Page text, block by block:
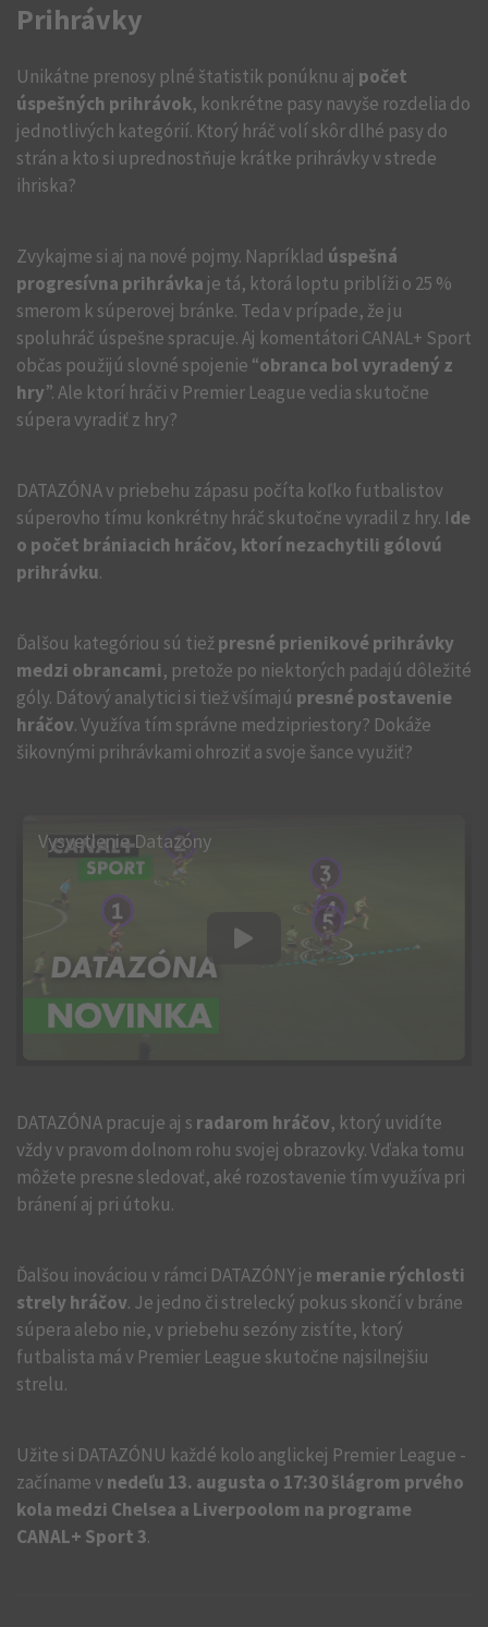
Prihrávky
Unikátne prenosy plné štatistik ponúknu aj počet
úspešných prihrávok, konkrétne pasy navyše rozdelia do
jednotlivých kategórií. Ktorý hráč volí skôr dlhé pasy do
strán a kto si uprednostňuje krátke prihrávky v strede
ihriska?
Zvykajme si aj na nové pojmy. Napríklad úspešná
progresívna prihrávka je tá, ktorá loptu priblíži o 25 %
smerom k súperovej bránke. Teda v prípade, že ju
spoluhráč úspešne spracuje. Aj komentátori CANAL+ Sport
občas použijú slovné spojenie “obranca bol vyradený z
hry”. Ale ktorí hráči v Premier League vedia skutočne
súpera vyradiť z hry?
DATAZÓNA v priebehu zápasu počíta koľko futbalistov
súperovho tímu konkrétny hráč skutočne vyradil z hry. Ide
o počet brániacich hráčov, ktorí nezachytili gólovú
prihrávku.
Ďalšou kategóriou sú tiežpresné prienikové prihrávky
medzi obrancami, pretože po niektorých padajú dôležité
góly. Dátový analytici si tiež všímajú presné postavenie
hráčov. Využíva tím správne medzipriestory? Dokáže
šikovnými prihrávkami ohroziť a svoje šance využiť?
Vysvetlenie Datazóny
DATAZÓNA pracuje aj s radarom hráčov, ktorý uvidíte
vždy v pravom dolnom rohu svojej obrazovky. Vďaka tomu
môžete presne sledovať, aké rozostavenie tím využíva pri
bránení aj pri útoku.
Ďalšou inováciou v rámci DATAZÓNY je meranie rýchlosti
strely hráčov. Je jedno či strelecký pokus skončí v bráne
súpera alebo nie, v priebehu sezóny zistíte, ktorý
futbalista má v Premier League skutočne najsilnejšiu
strelu.
Užite si DATAZÓNU každé kolo anglickej Premier League -
začíname vnedeľu 13. augusta o 17:30 šlágrom prvého
kola medzi Chelsea a Liverpoolom na programe
CANAL+ Sport 3.